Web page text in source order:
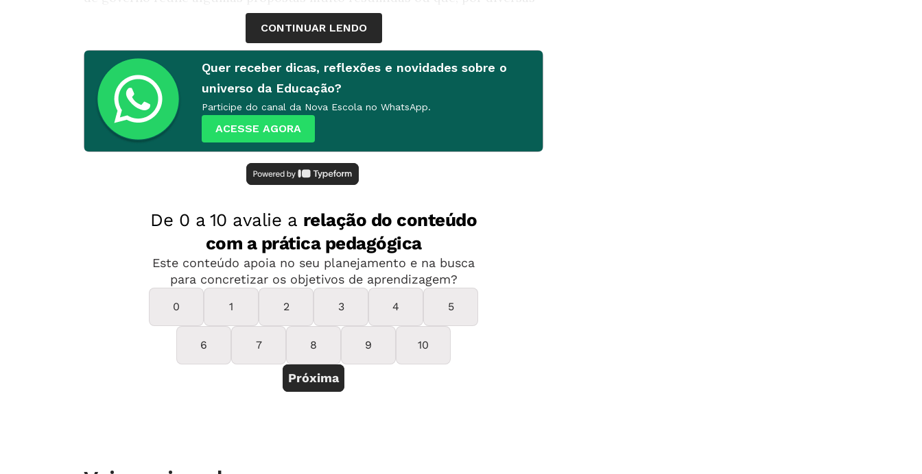
vezes, só aponta alguns temas como relevantes, mas não indica quais seriam
as soluções propostas para lidar com eles”, diz Gabriela. A falta de clareza
dessas propostas estaria ligada à não participação de Bolsonaro nos debates
sobre Educação – e sua consequente falta de discussão e aprofundamento.
Apesar da falta de informações, Gabriela acredita que o foco das ações
propostas não condiz com os principais desafios da Educação brasileira:
acesso à Educação infantil, melhoria da alfabetização, permanência e
conclusão do Ensino Médio e melhoria da carreira docente. “A única menção
pirâmide colocando maior esforço na Educação Básica [em relação à
Superior]”. Além disso, a especialista lembra que dois dos temas mais
debatidos nas políticas educacionais nos últimos anos acabaram ficando de
escanteio. Se por um lado há apenas a indicação de mudanças na Base
Nacional Comum Curricular (BNCC) sem especificá-las, não há nem sequer
citações da reforma do Ensino Médio.
As urgências educacionais, segundo Bolsonaro
É justamente no detalhamento do programa de governo que os educadores
CONTINUAR LENDO
Quer receber dicas, reflexões e novidades sobre o
universo da Educação?
Participe do canal da Nova Escola no WhatsApp.
ACESSE AGORA